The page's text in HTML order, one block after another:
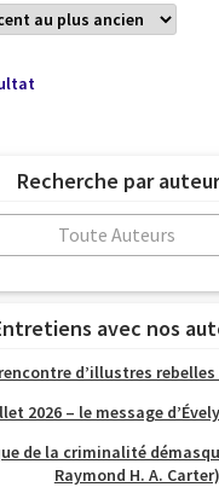
Recherche par
Toute Auteurs
avec nos
d’illustres
2026 – le message
de la criminalité
Raymond H. A. Carter)